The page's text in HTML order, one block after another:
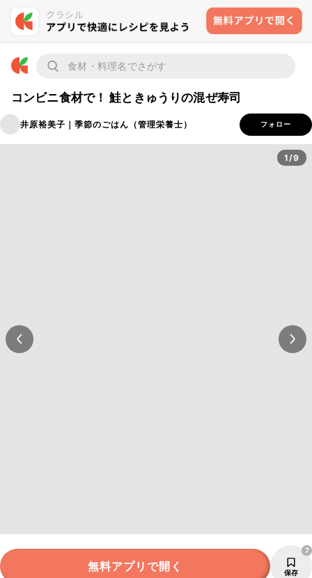
コンビニ食材で！ 鮭ときゅうりの混ぜ寿司
井原裕美子｜季節のごはん（管理栄養士） フォロー
1/9
無料アプリで開く 保存
7